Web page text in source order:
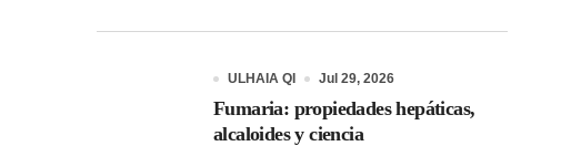
ULHAIA QI Jul 29, 2026
Fumaria: propiedades hepáticas,
alcaloides y ciencia